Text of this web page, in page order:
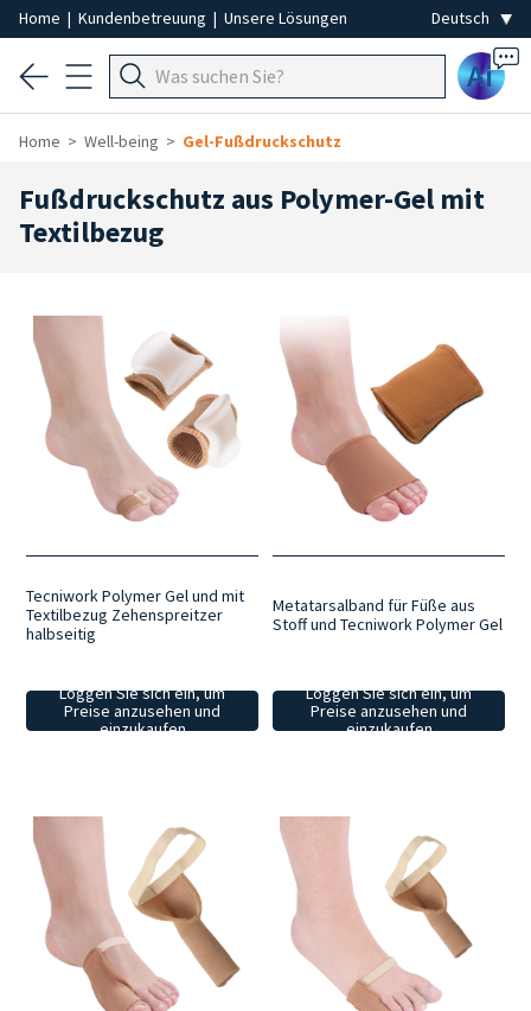
Home | Kundenbetreuung | Unsere Lösungen
Ai
Home Well-being Gel-Fußdruckschutz
Fußdruckschutz aus Polymer-Gel mit
Textilbezug
Tecniwork Polymer Gel und mit
Textilbezug Zehenspreitzer
halbseitig
Loggen Sie sich ein, um
Preise anzusehen und
einzukaufen
Metatarsalband für Füße aus
Stoff und Tecniwork Polymer Gel
Loggen Sie sich ein, um
Preise anzusehen und
einzukaufen